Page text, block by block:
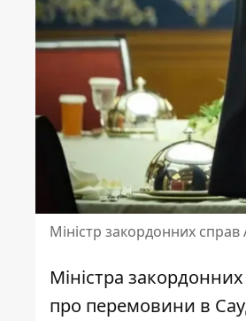
Міністр закордонних
Міністра
про перемовини в